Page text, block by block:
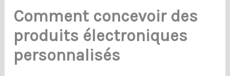
Comment concevoir des
produits électroniques
personnalisés